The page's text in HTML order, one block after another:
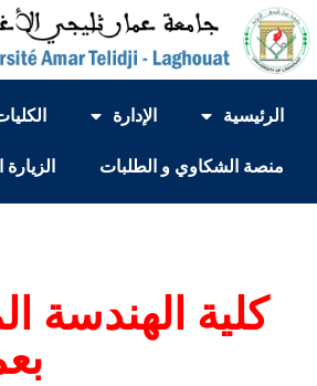
الرئيسية الإدارة
منصة الشكاوي و الطلبات
كلية الهندسة